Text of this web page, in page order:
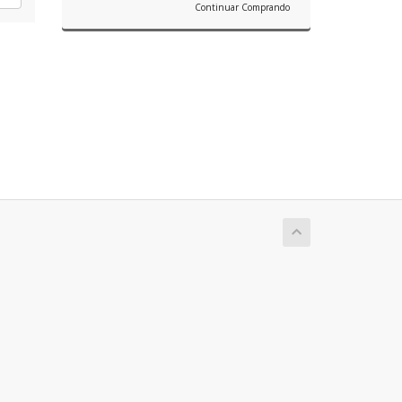
Continuar Comprando